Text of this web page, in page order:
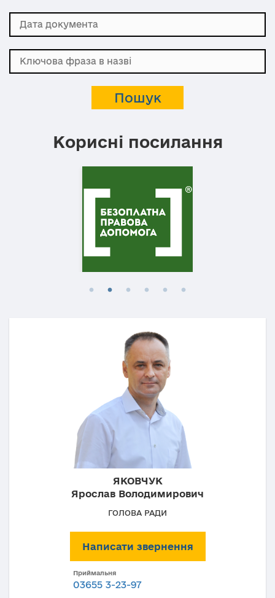
Корисні посилання
ЯКОВЧУК
Ярослав Володимирович
ГОЛОВА РАДИ
Написати звернення
Приймальня
03655 3-23-97